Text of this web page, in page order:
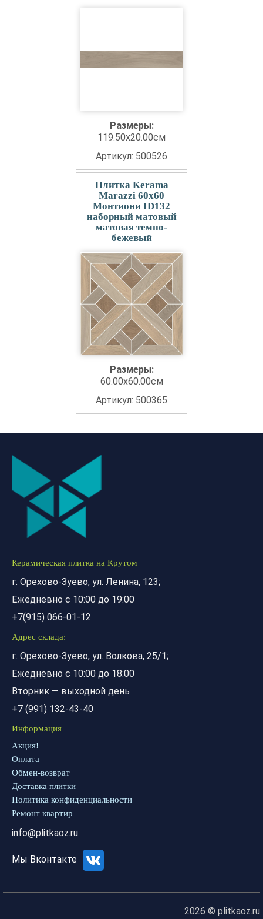
Размеры:
119.50x20.00см
Артикул: 500526
Плитка Kerama
Marazzi 60x60
Монтиони ID132
наборный матовый
матовая темно-
бежевый
Размеры:
60.00x60.00см
Артикул: 500365
Керамическая плитка на Крутом
г. Орехово-Зуево, ул. Ленина, 123;
Ежедневно с 10:00 до 19:00
+7(915) 066-01-12
Адрес склада:
г. Орехово-Зуево, ул. Волкова, 25/1;
Ежедневно с 10:00 до 18:00
Вторник — выходной день
+7 (991) 132-43-40
Информация
Акция!
Оплата
Обмен-возврат
Доставка плитки
Политика конфиденциальности
Ремонт квартир
info@plitkaoz.ru
Мы Вконтакте
2026 © plitkaoz.ru